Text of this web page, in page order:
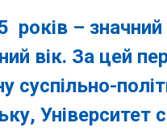
– значний
вік. За цей
суспільно-
Університет